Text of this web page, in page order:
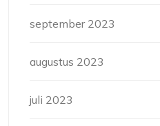
september 2023
augustus 2023
juli 2023